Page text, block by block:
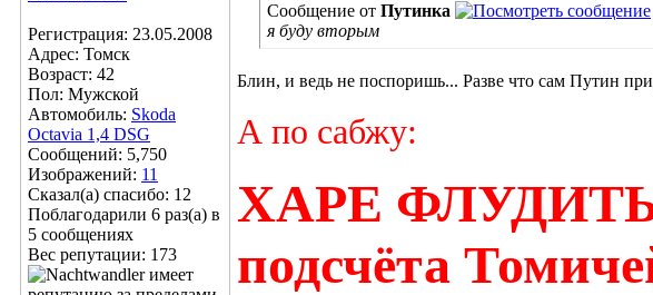
Регистрация: 23.05.2008
Адрес: Томск
Возраст: 42
Пол: Мужской
Автомобиль: Skoda
Octavia 1,4 DSG
Сообщений: 5,750
Изображений: 11
Сказал(а) спасибо: 12
Поблагодарили 6 раз(а) в
5 сообщениях
Вес репутации: 173
Сообщение от Путинка
я буду вторым
Блин, и ведь не поспоришь... Разве что сам Путин
А по сабжу:
ХАРЕ
подсчёта